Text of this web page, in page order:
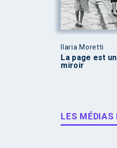
Ilaria Moretti
La page est un
miroir
LES MÉDIAS